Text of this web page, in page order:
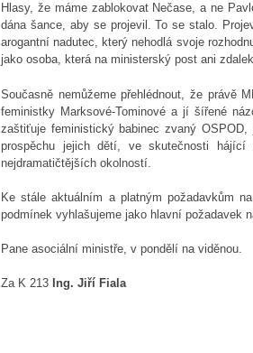
Hlasy, že máme zablokovat Nečase, a ne
dána šance, aby se projevil. To se stalo.
arogantní nadutec, který nehodlá svoje
jako osoba, která na ministerský post ani
Současně nemůžeme přehlédnout, že právě
feministky Marksové-Tominové a jí šířené
zaštiťuje feministický babinec zvaný
prospěchu jejich dětí, ve skutečnosti
nejdramatičtějších okolností.
Ke stále aktuálním a platným požadavkům
podmínek vyhlašujeme jako hlavní požadavek
Pane asociální ministře, v pondělí na viděnou.
Za K 213 Ing. Jiří Fiala